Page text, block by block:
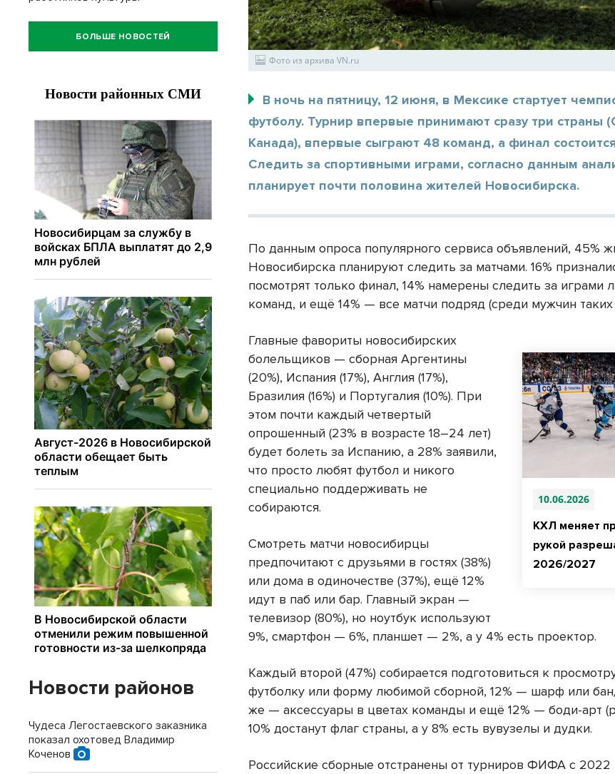
Фото из архива VN.ru
В ночь на пятницу, 12 июня, в Мексике стартует
футболу. Турнир впервые принимают сразу три страны
Канада), впервые сыграют 48 команд, а финал
Следить за спортивными играми, согласно данным
планирует почти половина жителей Новосибирска.
По данным опроса популярного сервиса объявлений, 45%
Новосибирска планируют следить за матчами. 16%
посмотрят только финал, 14% намерены следить за играми
команд, и ещё 14% — все матчи подряд (среди мужчин таких
10.06.2026
КХЛ меняет
рукой
2026/2027
Главные фавориты новосибирских
болельщиков — сборная Аргентины
(20%), Испания (17%), Англия (17%),
Бразилия (16%) и Португалия (10%). При
этом почти каждый четвертый
опрошенный (23% в возрасте 18–24 лет)
будет болеть за Испанию, а 28% заявили,
что просто любят футбол и никого
специально поддерживать не
собираются.
Смотреть матчи новосибирцы
предпочитают с друзьями в гостях (38%)
или дома в одиночестве (37%), ещё 12%
идут в паб или бар. Главный экран —
телевизор (80%), но ноутбук используют
9%, смартфон — 6%, планшет — 2%, а у 4% есть проектор.
Каждый второй (47%) собирается подготовиться к
футболку или форму любимой сборной, 12% — шарф или
же — аксессуары в цветах команды и ещё 12% — боди-арт
10% достанут флаг страны, а у 8% есть вувузелы и дудки.
Российские сборные отстранены от турниров ФИФА с 2022
БОЛЬШЕ НОВОСТЕЙ
Новости районов
Чудеса Легостаевского заказника
показал охотовед Владимир
Коченов